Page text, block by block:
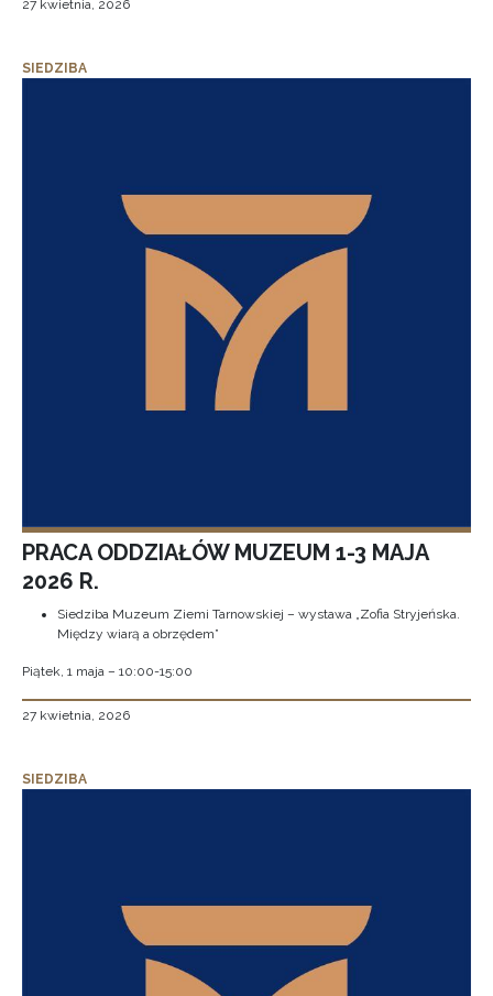
27 kwietnia, 2026
SIEDZIBA
PRACA ODDZIAŁÓW MUZEUM 1-3 MAJA
2026 R.
Siedziba Muzeum Ziemi Tarnowskiej – wystawa „Zofia Stryjeńska.
Między wiarą a obrzędem”
Piątek, 1 maja – 10:00-15:00
27 kwietnia, 2026
SIEDZIBA